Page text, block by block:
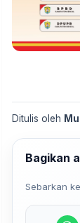
Ditulis oleh
Bagikan
Sebarkan